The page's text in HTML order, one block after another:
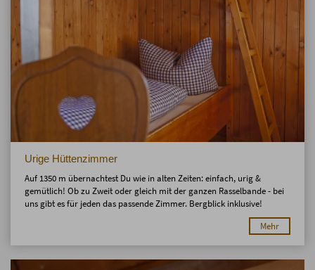
Urige Hüttenzimmer
Auf 1350 m übernachtest Du wie in alten Zeiten: einfach, urig &
gemütlich! Ob zu Zweit oder gleich mit der ganzen Rasselbande - bei
uns gibt es für jeden das passende Zimmer. Bergblick inklusive!
Mehr